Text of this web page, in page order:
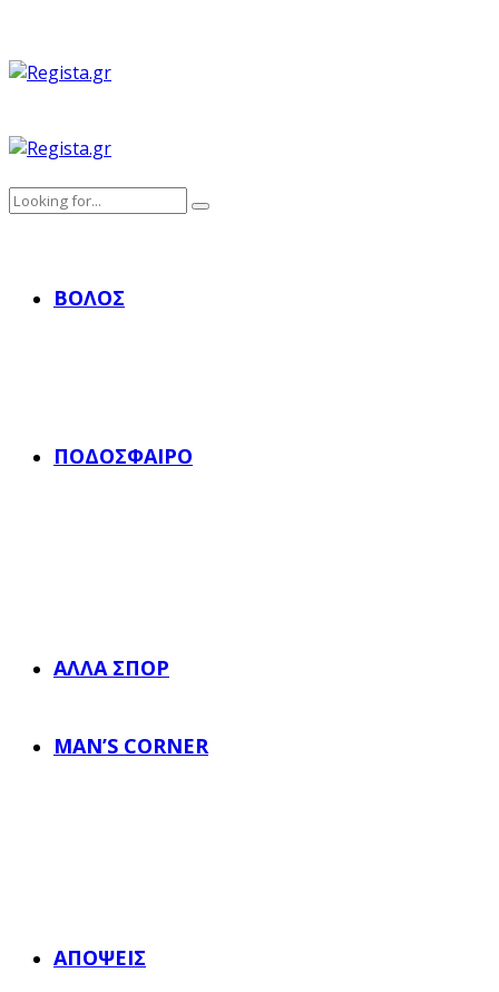
ΒΌΛΟΣ
ΠΟΔΌΣΦΑΙΡΟ
ΆΛΛΑ ΣΠΟΡ
MAN’S CORNER
ΑΠΌΨΕΙΣ